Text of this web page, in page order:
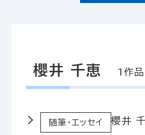
櫻井 千恵 1作品
随筆・エッセイ 櫻井